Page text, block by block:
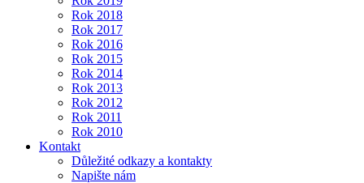
Rok 2018
Rok 2017
Rok 2016
Rok 2015
Rok 2014
Rok 2013
Rok 2012
Rok 2011
Rok 2010
Kontakt
Důležité odkazy a kontakty
Napište nám